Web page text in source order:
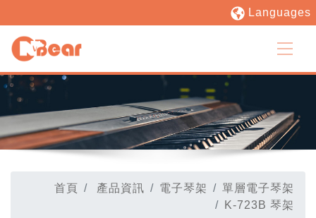
Languages
首頁 產品資訊 電子琴架
單層電子琴架
K-723B 琴架